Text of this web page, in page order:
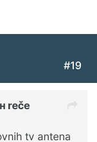
#19
reče
tv antena